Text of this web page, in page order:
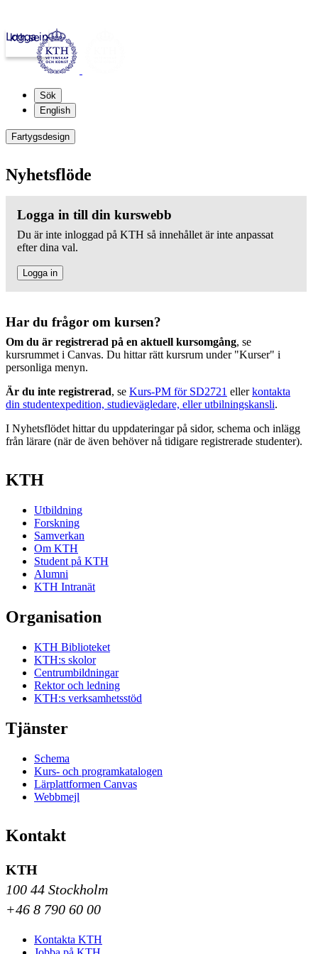
kth.se
Logga in
Sök
English
Fartygsdesign
Nyhetsflöde
Logga in till din kurswebb
Du är inte inloggad på KTH så innehållet är inte anpassat
efter dina val.
Logga in
Har du frågor om kursen?
Om du är registrerad på en aktuell kursomgång, se
kursrummet i Canvas. Du hittar rätt kursrum under "Kurser" i
personliga menyn.
Är du inte registrerad, se Kurs-PM för SD2721 ellerkontakta
din studentexpedition, studievägledare, eller utbilningskansli.
I Nyhetsflödet hittar du uppdateringar på sidor, schema och inlägg
från lärare (när de även behöver nå tidigare registrerade studenter).
KTH
Utbildning
Forskning
Samverkan
Om KTH
Student på KTH
Alumni
KTH Intranät
Organisation
KTH Biblioteket
KTH:s skolor
Centrumbildningar
Rektor och ledning
KTH:s verksamhetsstöd
Tjänster
Schema
Kurs- och programkatalogen
Lärplattformen Canvas
Webbmejl
Kontakt
KTH
100 44 Stockholm
+46 8 790 60 00
Kontakta KTH